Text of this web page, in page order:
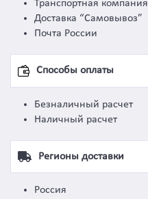
Транспортная компания
Доставка “Самовывоз”
Почта России
Способы оплаты
Безналичный расчет
Наличный расчет
Регионы доставки
Россия